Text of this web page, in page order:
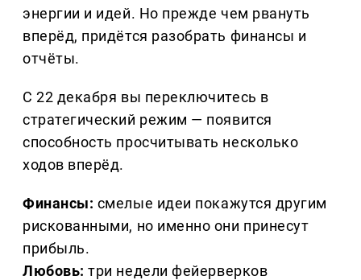
энергии и идей. Но прежде чем рвануть
вперёд, придётся разобрать финансы и
отчёты.
С 22 декабря вы переключитесь в
стратегический режим — появится
способность просчитывать несколько
ходов вперёд.
Финансы: смелые идеи покажутся другим
рискованными, но именно они принесут
прибыль.
Любовь: три недели фейерверков